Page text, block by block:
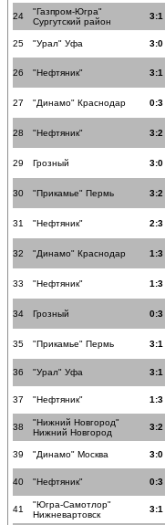
24
"Газпром-Югра"
Сургутский район
3:1
25 "Урал" Уфа 3:0
26 "Нефтяник" 3:1
27
"Динамо" Краснодар 0:3
28
"Нефтяник" 3:2
29
Грозный 3:0
30
"Прикамье" Пермь 3:2
31
"Нефтяник" 2:3
32
"Динамо" Краснодар 1:3
33
"Нефтяник" 1:3
34
Грозный 0:3
35
"Прикамье" Пермь 3:1
36
"Урал" Уфа 3:1
37 "Нефтяник" 1:3
38
"Нижний Новгород"
Нижний Новгород
3:2
39 "Динамо" Москва 3:0
40 "Нефтяник" 0:3
41
"Югра-Самотлор"
Нижневартовск
3:1